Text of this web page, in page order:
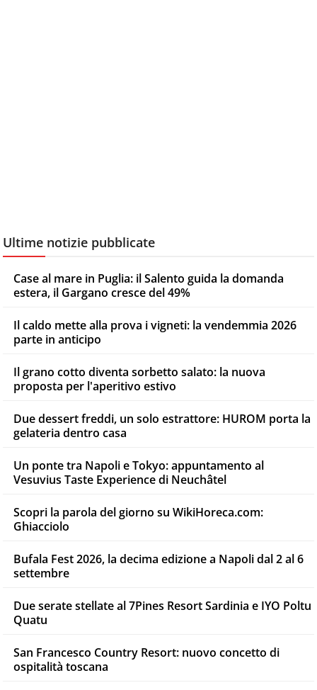
Ultime notizie pubblicate
Case al mare in Puglia: il Salento guida la domanda
estera, il Gargano cresce del 49%
Il caldo mette alla prova i vigneti: la vendemmia 2026
parte in anticipo
Il grano cotto diventa sorbetto salato: la nuova
proposta per l'aperitivo estivo
Due dessert freddi, un solo estrattore: HUROM porta la
gelateria dentro casa
Un ponte tra Napoli e Tokyo: appuntamento al
Vesuvius Taste Experience di Neuchâtel
Scopri la parola del giorno su WikiHoreca.com:
Ghiacciolo
Bufala Fest 2026, la decima edizione a Napoli dal 2 al 6
settembre
Due serate stellate al 7Pines Resort Sardinia e IYO Poltu
Quatu
San Francesco Country Resort: nuovo concetto di
ospitalità toscana